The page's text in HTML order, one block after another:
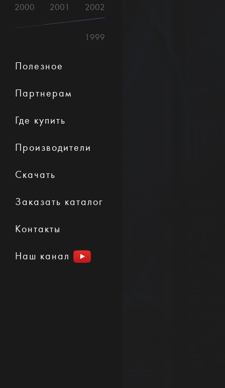
2002
2001
2000
1999
Полезное
Партнерам
Где купить
Производители
Скачать
Заказать каталог
Контакты
Наш канал